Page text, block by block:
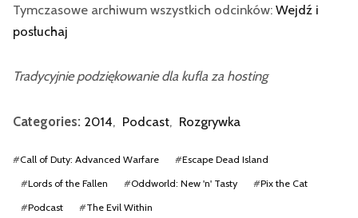
Tymczasowe archiwum wszystkich odcinków: Wejdź i
posłuchaj
Tradycyjnie podziękowanie dla kufla za hosting
Categories: 2014, Podcast, Rozgrywka
#Call of Duty: Advanced Warfare #Escape Dead Island
#Lords of the Fallen #Oddworld: New 'n' Tasty #Pix the Cat
#Podcast #The Evil Within